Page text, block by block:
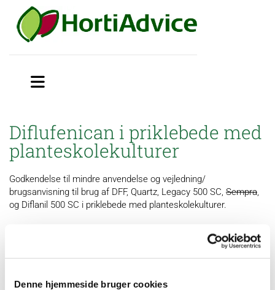
Denne hjemmeside bruger cookies
Diflufenican i priklebede med
planteskolekulturer
Godkendelse til mindre anvendelse og vejledning/
brugsanvisning til brug af DFF, Quartz, Legacy 500 SC, Sempra,
og Diflanil 500 SC i priklebede med planteskolekulturer.
Quartz:Produktet er afmeldt. Evt. restlager må lovligt